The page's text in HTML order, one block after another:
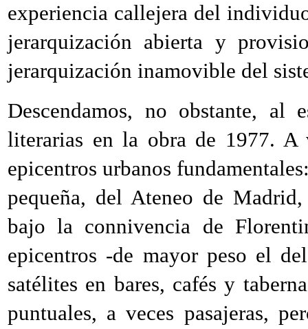
experiencia callejera del
jerarquización abierta y
jerarquización inamovible del
Descendamos, no obstante,
literarias en la obra de 1977. A
epicentros urbanos
pequeña, del Ateneo de
bajo la connivencia de
epicentros -de mayor peso el
satélites en bares, cafés y
puntuales, a veces pasajeras,